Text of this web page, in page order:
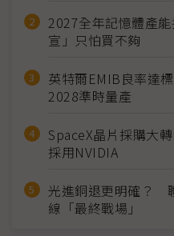
2027全年記憶體產
宣」只怕買不夠
英特爾EMIB良率達
2028準時量產
SpaceX晶片採購大
採用NVIDIA
光進銅退更明確？
線「最終戰場」